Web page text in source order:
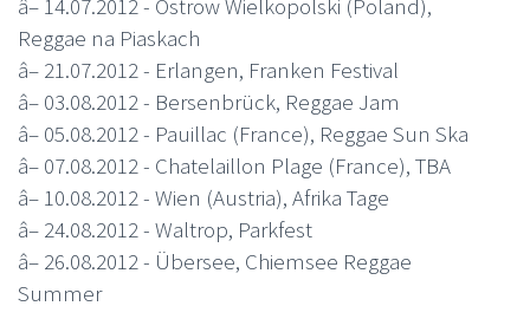
Reggae na Piaskach
â– 21.07.2012 - Erlangen, Franken Festival
â– 03.08.2012 - Bersenbrück, Reggae Jam
â– 05.08.2012 - Pauillac (France), Reggae Sun Ska
â– 07.08.2012 - Chatelaillon Plage (France), TBA
â– 10.08.2012 - Wien (Austria), Afrika Tage
â– 24.08.2012 - Waltrop, Parkfest
â– 26.08.2012 - Übersee, Chiemsee Reggae
Summer